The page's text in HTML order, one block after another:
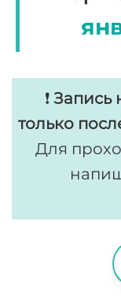
❗ Запись
только
Для